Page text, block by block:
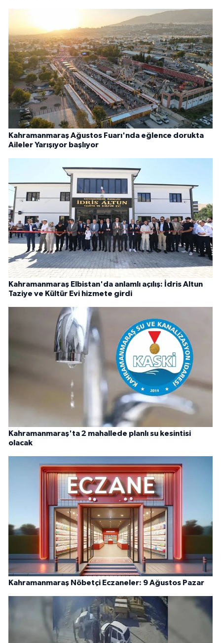
Kahramanmaraş Ağustos Fuarı'nda eğlence dorukta
Aileler Yarışıyor başlıyor
Kahramanmaraş Elbistan'da anlamlı açılış: İdris Altun
Taziye ve Kültür Evi hizmete girdi
Kahramanmaraş'ta 2 mahallede planlı su kesintisi
olacak
Kahramanmaraş Nöbetçi Eczaneler: 9 Ağustos Pazar